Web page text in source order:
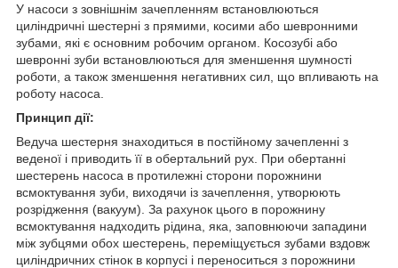
У насоси з зовнішнім зачепленням встановлюються
циліндричні шестерні з прямими, косими або шевронними
зубами, які є основним робочим органом. Косозубі або
шевронні зуби встановлюються для зменшення шумності
роботи, а також зменшення негативних сил, що впливають на
роботу насоса.
Принцип дії:
Ведуча шестерня знаходиться в постійному зачепленні з
веденої і приводить її в обертальний рух. При обертанні
шестерень насоса в протилежні сторони порожнини
всмоктування зуби, виходячи із зачеплення, утворюють
розрідження (вакуум). За рахунок цього в порожнину
всмоктування надходить рідина, яка, заповнюючи западини
між зубцями обох шестерень, переміщується зубами вздовж
циліндричних стінок в корпусі і переноситься з порожнини